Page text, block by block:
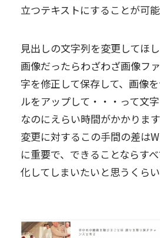
立つテキストにすることが可能
見出しの文字列を変更してほ
画像だったらわざわざ画像フ
字を修正して保存して、画像
ルをアップして・・・って文
なのにえらい時間がかかります
変更に対するこの手間の差は
に重要で、できることならす
化してしまいたいと思うくらい